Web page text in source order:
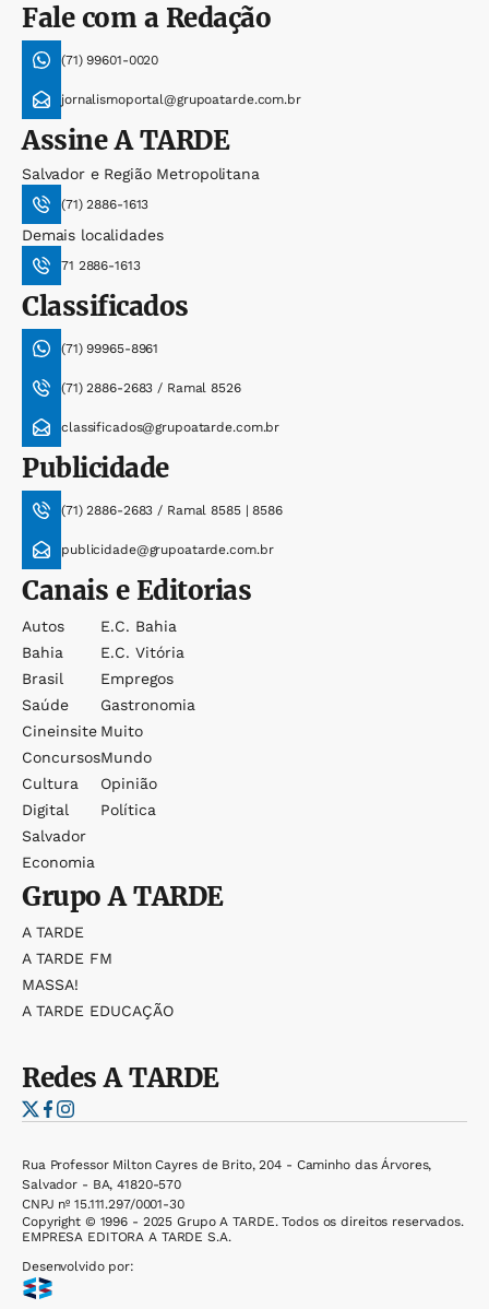
Fale com a Redação
(71) 99601-0020
jornalismoportal@grupoatarde.com.br
AssineA TARDE
Salvador e Região Metropolitana
(71) 2886-1613
Demais localidades
71 2886-1613
Classificados
(71) 99965-8961
(71) 2886-2683 / Ramal 8526
classificados@grupoatarde.com.br
Publicidade
(71) 2886-2683 / Ramal 8585 | 8586
publicidade@grupoatarde.com.br
Canais e Editorias
Autos
Bahia
Brasil
Saúde
Cineinsite
Concursos
Cultura
Digital
Salvador
Economia
E.c. Bahia
E.c. Vitória
Empregos
Gastronomia
Muito
Mundo
Opinião
Política
GrupoA TARDE
A TARDE
A TARDE FM
MASSA!
A TARDE EDUCAÇÃO
RedesA TARDE
Rua Professor Milton Cayres de Brito, 204 - Caminho das Árvores,
Salvador - BA, 41820-570
CNPJ nº 15.111.297/0001-30
Copyright © 1996 - 2025 Grupo A TARDE. Todos os direitos reservados.
EMPRESA EDITORA A TARDE S.A.
Desenvolvido por: